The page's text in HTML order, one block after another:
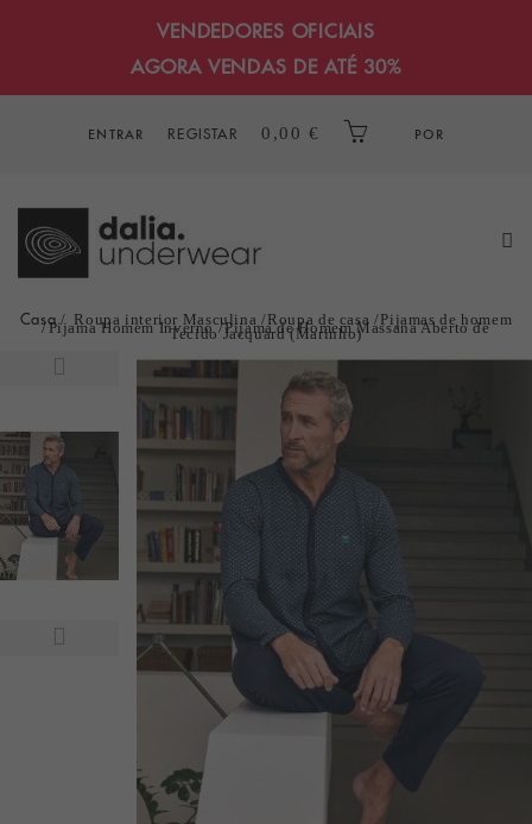
VENDEDORES OFICIAIS
AGORA VENDAS DE ATÉ 30%
ENTRAR REGISTAR 0,00 € POR
Casa Roupa interior Masculina Roupa de casa Pijamas de homem
Pijama Homem Inverno Pijama de Homem Massana Aberto de
Tecido Jacquard (Marinho)